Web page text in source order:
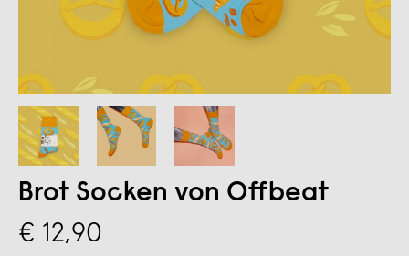
Brot Socken von Offbeat
€ 12,90